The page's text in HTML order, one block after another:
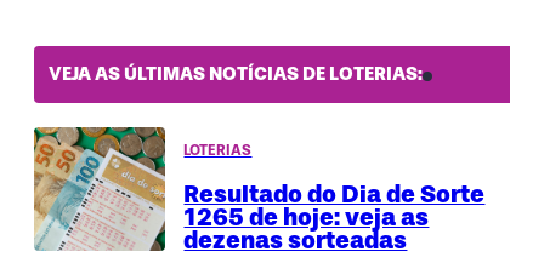
VEJA AS ÚLTIMAS NOTÍCIAS DE LOTERIAS:
LOTERIAS
Resultado do Dia de Sorte
1265 de hoje: veja as
dezenas sorteadas